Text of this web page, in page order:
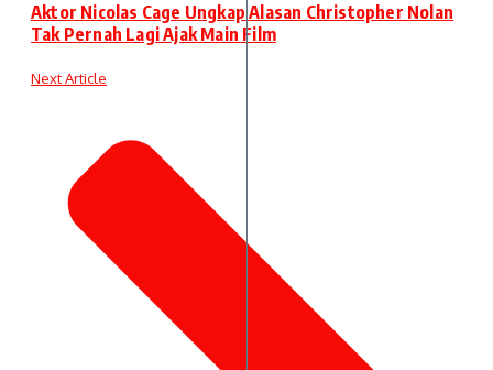
Aktor Nicolas Cage Ungkap Alasan Christopher Nolan
Tak Pernah Lagi Ajak Main Film
Next Article